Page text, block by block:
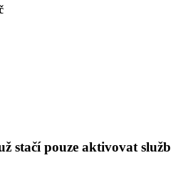
stačí pouze aktivovat